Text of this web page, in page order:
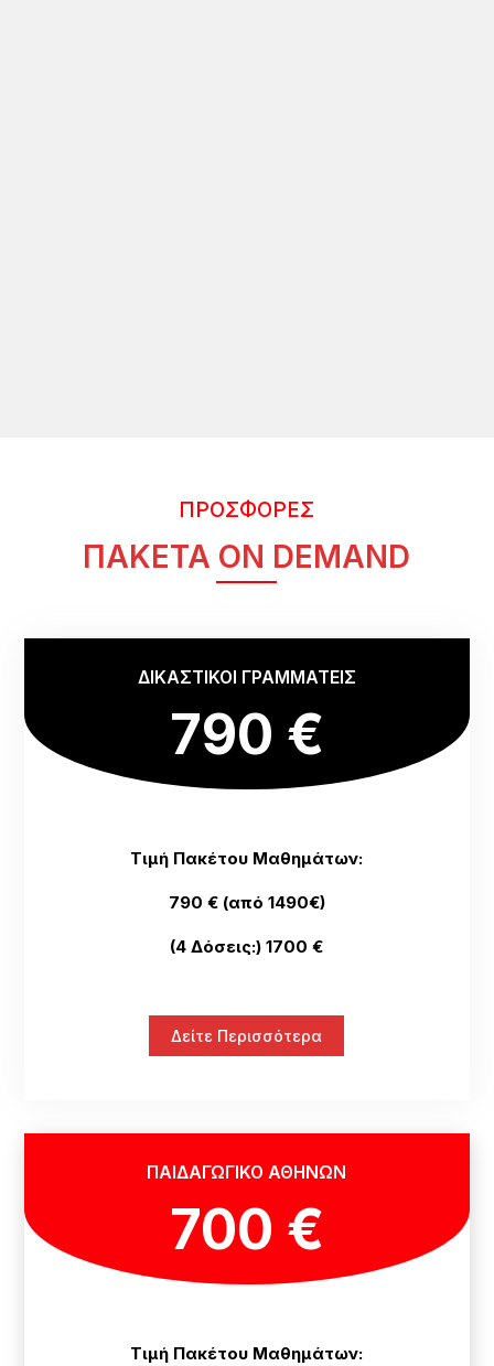
ΠΡΟΣΦΟΡΕΣ
ΠΑΚΕΤΑ ON DEMAND
ΔΙΚΑΣΤΙΚΟΙ ΓΡΑΜΜΑΤΕΙΣ
790 €
Τιμή Πακέτου Μαθημάτων:
790 € (από 1490€)
(4 Δόσεις:) 1700 €
Δείτε Περισσότερα
ΠΑΙΔΑΓΩΓΙΚΟ ΑΘΗΝΩΝ
700 €
Τιμή Πακέτου Μαθημάτων: